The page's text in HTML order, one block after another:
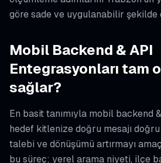
göre sade ve uygulanabilir şekilde
Mobil Backend & API
Entegrasyonları tam
sağlar?
En basit tanımıyla mobil backend
hedef kitlenize doğru mesajı
talebi ve dönüşümü artırmayı
bu süreç; yerel arama niyeti, ilçe